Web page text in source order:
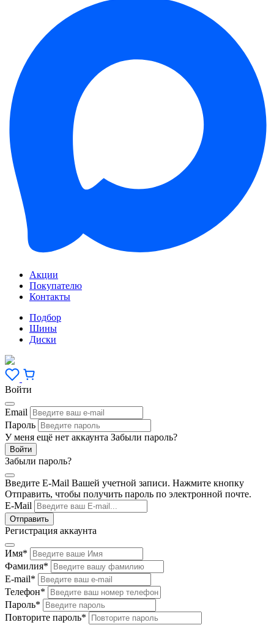
Акции
Покупателю
Контакты
Подбор
Шины
Диски
Войти
Email
Пароль
У меня ещё нет аккаунта Забыли пароль?
Забыли пароль?
Введите E-Mail Вашей учетной записи. Нажмите кнопку
Отправить, чтобы получить пароль по электронной почте.
E-Mail
Регистрация аккаунта
Имя*
Фамилия*
E-mail*
Телефон*
Пароль*
Повторите пароль*